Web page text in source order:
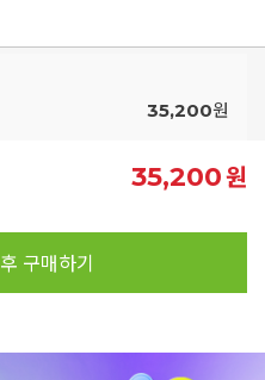
35,200원
35,200원
구매하기